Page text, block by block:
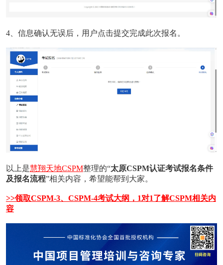
4、信息确认无误后，用户点击提交完成此次报名。
以上是慧翔天地CSPM整理的“太原CSPM认证考试报名条件
及报名流程”相关内容，希望能帮到大家。
>>领取CSPM-3、CSPM-4考试大纲，1对1了解CSPM相关内
容